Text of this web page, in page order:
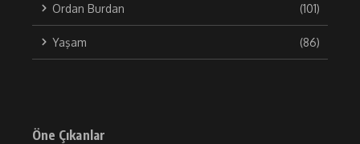
Ordan Burdan (101)
Yaşam (86)
Öne Çıkanlar